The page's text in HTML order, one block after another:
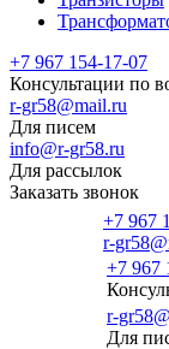
+7 967 154-17-07
Консультации по
r-gr58@mail.ru
Для писем
info@r-gr58.ru
Для рассылок
Заказать звонок
+7 967
r-
+7 967
r-
Для